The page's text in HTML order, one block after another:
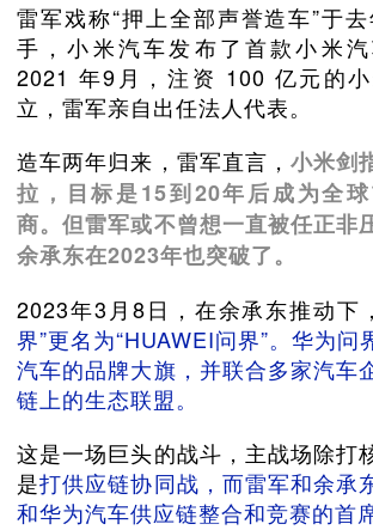
雷军戏称“押上全部声誉造车”于
手，小米汽车发布了首款小米
2021 年9月，注资 100 亿元的
立，雷军亲自出任法人代表。
造车两年归来，雷军直言，小米剑
拉，目标是15到20年后成为全
商。但雷军或不曾想一直被任正非
余承东在2023年也突破了。
2023年3月8日，在余承东推动下
界”更名为“HUAWEI问界”。华为问
汽车的品牌大旗，并联合多家汽车
链上的生态联盟。
这是一场巨头的战斗，主战场除打
是打供应链协同战，而雷军和余承
和华为汽车供应链整合和竞赛的首